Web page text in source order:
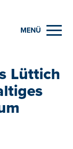
MENÜ
Lüttich